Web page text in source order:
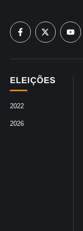
ELEIÇÕES
2022
2026